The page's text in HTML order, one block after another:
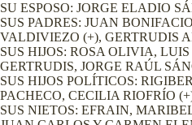
SU ESPOSO: JORGE ELADIO
SUS PADRES: JUAN
VALDIVIEZO (+), GERTRUDIS
SUS HIJOS: ROSA OLIVIA,
GERTRUDIS, JORGE RAÚL
SUS HIJOS POLÍTICOS:
PACHECO, CECILIA RIOFRÍO
SUS NIETOS: EFRAIN,